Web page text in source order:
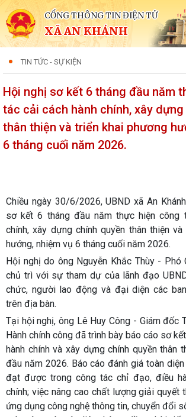
CỔNG THÔNG TIN ĐIỆN TỬ
XÃ AN KHÁNH
TIN TỨC - SỰ KIỆN
Hội nghị sơ kết 6 tháng đầu năm
tác cải cách hành chính, xây
thân thiện và triển khai phương
6 tháng cuối năm 2026.
Chiều ngày 30/6/2026, UBND xã An
sơ kết 6 tháng đầu năm thực hiện công
chính, xây dựng chính quyền thân thiện
hướng, nhiệm vụ 6 tháng cuối năm 2026.
Hội nghị do ông Nguyễn Khắc Thùy- Phó
chủ trì với sự tham dự của lãnh đạo
chức, người lao động và đại diện các
trên địa bàn.
Tại hội nghị, ông Lê Huy Công - Giám đốc
Hành chính công đã trình bày báo cáo sơ
hành chính và xây dựng chính quyền thân
đầu năm 2026. Báo cáo đánh giá toàn
đạt được trong công tác chỉ đạo, điều
chính; việc nâng cao chất lượng giải quyết
ứng dụng công nghệ thông tin, chuyển đổi